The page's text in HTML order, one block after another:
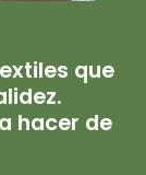
que
hacer de